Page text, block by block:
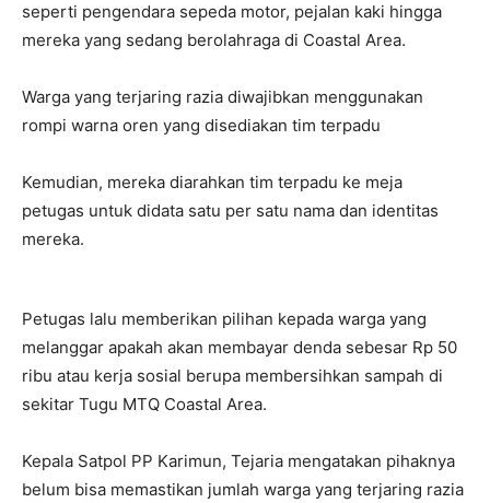
seperti pengendara sepeda motor, pejalan kaki hingga
mereka yang sedang berolahraga di Coastal Area.
Warga yang terjaring razia diwajibkan menggunakan
rompi warna oren yang disediakan tim terpadu
Kemudian, mereka diarahkan tim terpadu ke meja
petugas untuk didata satu per satu nama dan identitas
mereka.
Petugas lalu memberikan pilihan kepada warga yang
melanggar apakah akan membayar denda sebesar Rp 50
ribu atau kerja sosial berupa membersihkan sampah di
sekitar Tugu MTQ Coastal Area.
Kepala Satpol PP Karimun, Tejaria mengatakan pihaknya
belum bisa memastikan jumlah warga yang terjaring razia